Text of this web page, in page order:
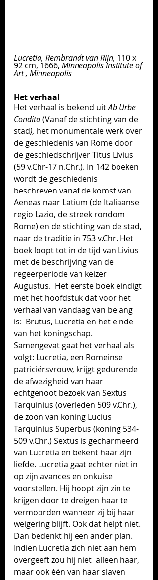
Lucretia, Rembrandt van Rijn, 110 x
92 cm, 1666, Minneapolis Institute of
Art , Minneapolis
Het verhaal
Het verhaal is bekend uit Ab Urbe
Condita (Vanaf de stichting van de
stad), het monumentale werk over
de geschiedenis van Rome door
de geschiedschrijver Titus Livius
(59 v.Chr-17 n.Chr.). In 142 boeken
wordt de geschiedenis
beschreven vanaf de komst van
Aeneas naar Latium (de Italiaanse
regio Lazio, de streek rondom
Rome) en de stichting van de stad,
naar de traditie in 753 v.Chr. Het
boek loopt tot in de tijd van Livius
met de beschrijving van de
regeerperiode van keizer
Augustus.  Het eerste boek eindigt
met het hoofdstuk dat voor het
verhaal van vandaag van belang
is:  Brutus, Lucretia en het einde
van het koningschap.
Samengevat gaat het verhaal als
volgt: Lucretia, een Romeinse
patriciërsvrouw, krijgt gedurende
de afwezigheid van haar
echtgenoot bezoek van Sextus
Tarquinius (overleden 509 v.Chr.),
de zoon van koning Lucius
Tarquinius Superbus (koning 534-
509 v.Chr.) Sextus is gecharmeerd
van Lucretia en bekent haar zijn
liefde. Lucretia gaat echter niet in
op zijn avances en onkuise
voorstellen. Hij hoopt zijn zin te
krijgen door te dreigen haar te
vermoorden wanneer zij bij haar
weigering blijft. Ook dat helpt niet.
Dan bedenkt hij een ander plan.
Indien Lucretia zich niet aan hem
overgeeft zou hij niet  alleen haar,
maar ook één van haar slaven